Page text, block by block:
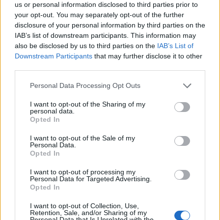
us or personal information disclosed to third parties prior to
your opt-out. You may separately opt-out of the further
disclosure of your personal information by third parties on the
IAB’s list of downstream participants. This information may
also be disclosed by us to third parties on the IAB’s List of
Downstream Participants that may further disclose it to other
Personal Data Processing Opt Outs
I want to opt-out of the Sharing of my
personal data.
Opted In
I want to opt-out of the Sale of my
Personal Data.
Opted In
I want to opt-out of processing my
Personal Data for Targeted Advertising.
Opted In
I want to opt-out of Collection, Use,
Retention, Sale, and/or Sharing of my
εκκινήσει η διαγωνιστική διαδικασία και ο
ανταγωνιστικός διάλογος, για να προκύψει ο
ανάδοχος του έργου. Η χρηματοδότηση θα γίνει από
ιδιωτικούς πόρους και δεν θα επιβαρύνει ούτε την
επένδυση θα υπερβεί τα 100 εκατομμύρια ευρώ και
Low cost που θα προσφέρει υπηρεσίες υψηλού
επιπέδου και θα λειτουργεί παράλληλα και για
αερομεταφορές με κέντρο Logistics».
Τουριστικού Οργανισμού Πελοποννήσου, κ.
Κώστας Μαρινάκος, ο Αντιπρόεδρος, κ.
Δημήτρης Πολλάλης. ο εκπρόσωπος των